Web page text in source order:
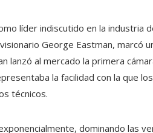
líder indiscutido en la industria
George Eastman, marcó
lanzó al mercado la primera
la facilidad con la que
técnicos.
dominando las